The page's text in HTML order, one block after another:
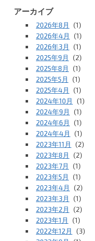
アーカイブ
2026年8月
(1)
2026年4月
(1)
2026年3月
(1)
2025年9月
(2)
2025年8月
(1)
2025年5月
(1)
2025年4月
(1)
2024年10月
(1)
2024年9月
(1)
2024年6月
(1)
2024年4月
(1)
2023年11月
(2)
2023年8月
(2)
2023年7月
(1)
2023年5月
(1)
2023年4月
(2)
2023年3月
(1)
2023年2月
(2)
2023年1月
(1)
2022年12月
(3)